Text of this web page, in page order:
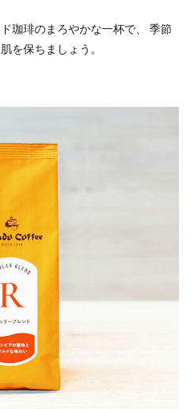
珈琲のまろやかな一杯で、 季節
を保ちましょう。